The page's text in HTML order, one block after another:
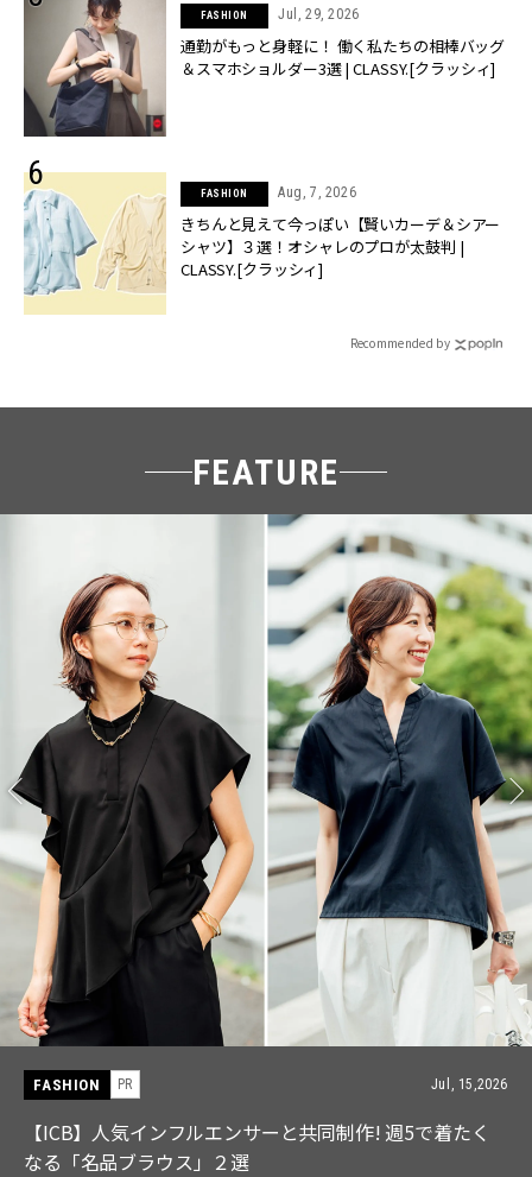
FASHION Jul, 29, 2026
通勤がもっと身軽に！ 働く私たちの相棒バッグ
＆スマホショルダー3選 | CLASSY.[クラッシィ]
FASHION Aug, 7, 2026
きちんと見えて今っぽい【賢いカーデ＆シアー
シャツ】３選！オシャレのプロが太鼓判 |
CLASSY.[クラッシィ]
Recommended by
FEATURE
FASHION PR Jul, 15,2026
【ICB】人気インフルエンサーと共同制作! 週5で着たく
なる「名品ブラウス」２選